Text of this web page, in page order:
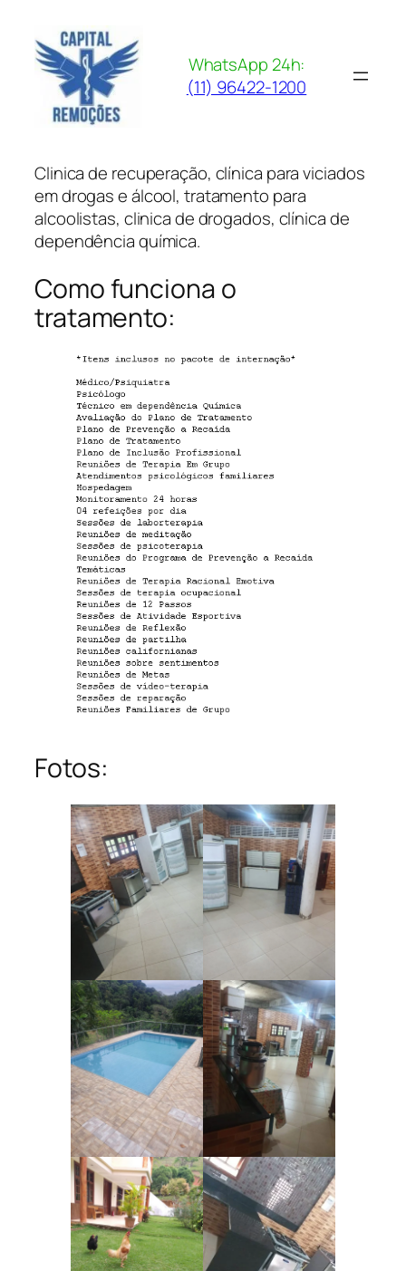
para
conteúdo
WhatsApp 24h:
(11) 96422-1200
Clinica de recuperação, clínica para viciados
em drogas e álcool, tratamento para
alcoolistas, clinica de drogados, clínica de
dependência química.
Como funciona o
tratamento:
Fotos: